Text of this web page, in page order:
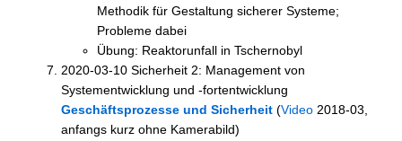
Methodik für Gestaltung sicherer Systeme;
Probleme dabei
Übung: Reaktorunfall in Tschernobyl
2020-03-10 Sicherheit 2: Management von
Systementwicklung und -fortentwicklung
Geschäftsprozesse und Sicherheit (Video 2018-03,
anfangs kurz ohne Kamerabild)